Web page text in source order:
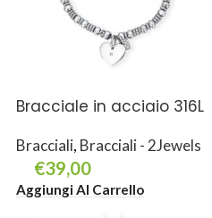
Bracciale in acciaio 316L
Bracciali, Bracciali - 2Jewels
€39,00
Aggiungi Al Carrello